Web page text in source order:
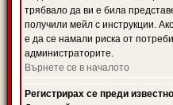
трябвало да ви е била
получили мейл с инструкции.
е да се намали риска от
администраторите.
Върнете се в началото
Регистрирах се преди